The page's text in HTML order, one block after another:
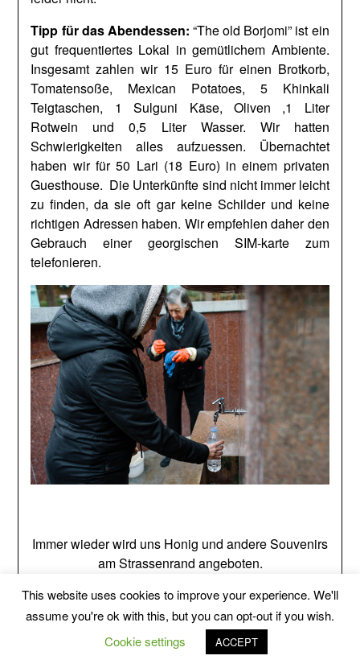
Tipp für das Abendessen: “The old Borjomi” ist ein
gut frequentiertes Lokal in gemütlichem Ambiente.
Insgesamt zahlen wir 15 Euro für einen Brotkorb,
Tomatensoße, Mexican Potatoes, 5 Khinkali
Teigtaschen, 1 Sulguni Käse, Oliven ,1 Liter
Rotwein und 0,5 Liter Wasser. Wir hatten
Schwierigkeiten alles aufzuessen. Übernachtet
haben wir für 50 Lari (18 Euro) in einem privaten
Guesthouse. Die Unterkünfte sind nicht immer leicht
zu finden, da sie oft gar keine Schilder und keine
richtigen Adressen haben. Wir empfehlen daher den
Gebrauch einer georgischen SIM-karte zum
telefonieren.
Immer wieder wird uns Honig und andere Souvenirs
am Strassenrand angeboten.
This website uses cookies to improve your experience. We'll
assume you're ok with this, but you can opt-out if you wish.
Cookie settings
ACCEPT